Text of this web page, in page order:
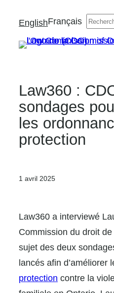
contenu
EnglishFrançais Search
Law360 :
sondages
les
protection
1 avril 2025
Law360 a interviewé
Commission du droit de
sujet des deux
lancés afin d’améliorer
protection contre la